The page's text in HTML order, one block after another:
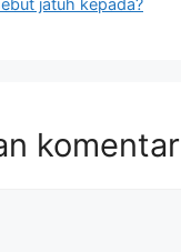
jatuh kepada?
komentar